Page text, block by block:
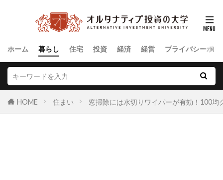
ホーム 暮らし 住宅 投資 経済 経営 プライバシーポリ
HOME 住まい 窓掃除には水切りワイパーが有効！100均